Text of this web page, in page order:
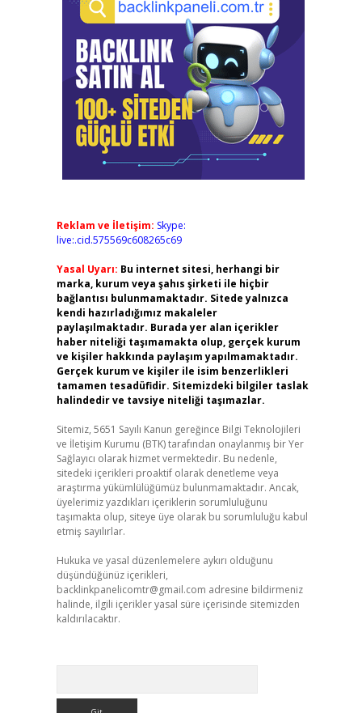
Reklam ve İletişim: Skype:
live:.cid.575569c608265c69
Yasal Uyarı: Bu internet sitesi, herhangi bir
marka, kurum veya şahıs şirketi ile hiçbir
bağlantısı bulunmamaktadır. Sitede yalnızca
kendi hazırladığımız makaleler
paylaşılmaktadır. Burada yer alan içerikler
haber niteliği taşımamakta olup, gerçek kurum
ve kişiler hakkında paylaşım yapılmamaktadır.
Gerçek kurum ve kişiler ile isim benzerlikleri
tamamen tesadüfidir. Sitemizdeki bilgiler taslak
halindedir ve tavsiye niteliği taşımazlar.
Sitemiz, 5651 Sayılı Kanun gereğince Bilgi Teknolojileri
ve İletişim Kurumu (BTK) tarafından onaylanmış bir Yer
Sağlayıcı olarak hizmet vermektedir. Bu nedenle,
sitedeki içerikleri proaktif olarak denetleme veya
araştırma yükümlülüğümüz bulunmamaktadır. Ancak,
üyelerimiz yazdıkları içeriklerin sorumluluğunu
taşımakta olup, siteye üye olarak bu sorumluluğu kabul
etmiş sayılırlar.
Hukuka ve yasal düzenlemelere aykırı olduğunu
düşündüğünüz içerikleri,
backlinkpanelicomtr@gmail.com adresine bildirmeniz
halinde, ilgili içerikler yasal süre içerisinde sitemizden
kaldırılacaktır.